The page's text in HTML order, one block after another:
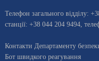
Телефон загального відділу:
станцiї: +38 044 204 9494
Контакти Департаменту
Бот швидкого реагування